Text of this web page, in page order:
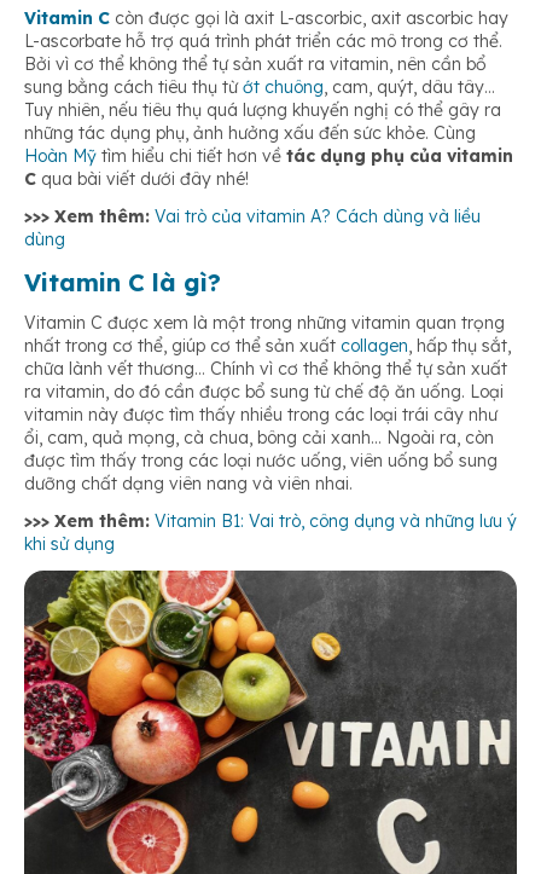
Các triệu chứng khác
Vitamin C còn được gọi là axit L-ascorbic, axit ascorbic hay
L-ascorbate hỗ trợ quá trình phát triển các mô trong cơ thể.
Bởi vì cơ thể không thể tự sản xuất ra vitamin, nên cần bổ
sung bằng cách tiêu thụ từớt chuông, cam, quýt, dâu tây…
Tuy nhiên, nếu tiêu thụ quá lượng khuyến nghị có thể gây ra
những tác dụng phụ, ảnh hưởng xấu đến sức khỏe. Cùng
Hoàn Mỹ tìm hiểu chi tiết hơn về tác dụng phụ của vitamin
C qua bài viết dưới đây nhé!
>>> Xem thêm: Vai trò của vitamin A? Cách dùng và liều
dùng
Vitamin C là gì?
Vitamin C được xem là một trong những vitamin quan trọng
nhất trong cơ thể, giúp cơ thể sản xuất collagen, hấp thụ sắt,
chữa lành vết thương… Chính vì cơ thể không thể tự sản xuất
ra vitamin, do đó cần được bổ sung từ chế độ ăn uống. Loại
vitamin này được tìm thấy nhiều trong các loại trái cây như
ổi, cam, quả mọng, cà chua, bông cải xanh… Ngoài ra, còn
được tìm thấy trong các loại nước uống, viên uống bổ sung
dưỡng chất dạng viên nang và viên nhai.
>>> Xem thêm: Vitamin B1: Vai trò, công dụng và những lưu ý
khi sử dụng